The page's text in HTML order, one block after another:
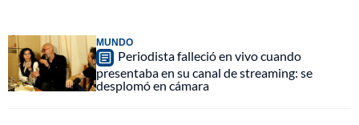
MUNDO
Periodista falleció en vivo cuando
presentaba en su canal de streaming: se
desplomó en cámara